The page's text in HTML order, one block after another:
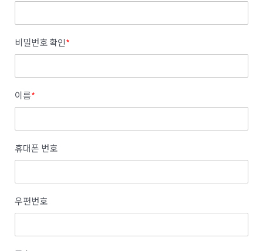
비밀번호 확인*
이름*
휴대폰 번호
우편번호